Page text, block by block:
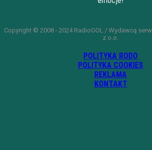
Copyright © 2008 - 2024 RadioGOL / Wydawcą
z o.o.
POLITYKA RODO
POLITYKA COOKIES
REKLAMA
KONTAKT